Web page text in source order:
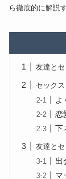
ら徹底的に解説
友達と
セック
よ
恋
下
友達と
出
マ